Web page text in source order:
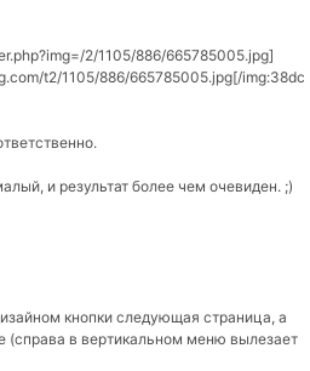
2/1105/886/665785005.jpg]
t2/1105/886/665785005.jpg[/
и результат более чем очевиден. ;)
кнопки следующая страница, а
(справа в вертикальном меню вылезает